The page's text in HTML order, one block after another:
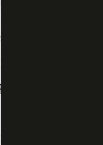
por aí,
o mérito
DO